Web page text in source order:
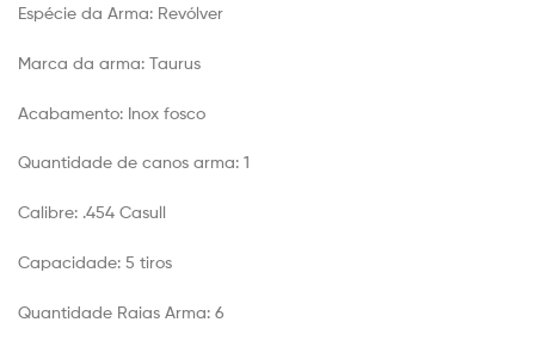
Espécie da Arma: Revólver
Marca da arma: Taurus
Acabamento: Inox fosco
Quantidade de canos arma: 1
Calibre: .454 Casull
Capacidade: 5 tiros
Quantidade Raias Arma: 6